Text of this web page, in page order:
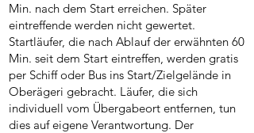
Min. nach dem Start erreichen. Später
eintreffende werden nicht gewertet.
Startläufer, die nach Ablauf der erwähnten 60
Min. seit dem Start eintreffen, werden gratis
per Schiff oder Bus ins Start/Zielgelände in
Oberägeri gebracht. Läufer, die sich
individuell vom Übergabeort entfernen, tun
dies auf eigene Verantwortung. Der